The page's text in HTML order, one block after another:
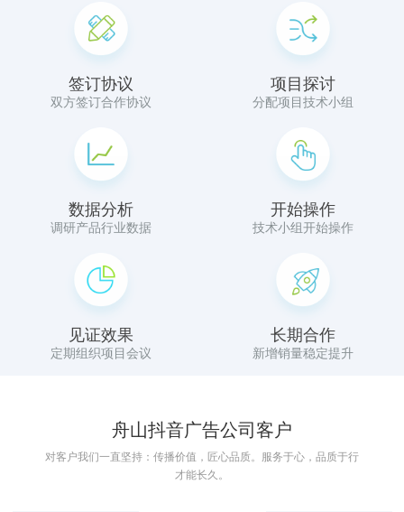
签订协议
双方签订合作协议
项目探讨
分配项目技术小组
数据分析
调研产品行业数据
开始操作
技术小组开始操作
见证效果
定期组织项目会议
长期合作
新增销量稳定提升
舟山抖音广告公司客户
对客户我们一直坚持：传播价值，匠心品质。服务于心，品质于行
才能长久。